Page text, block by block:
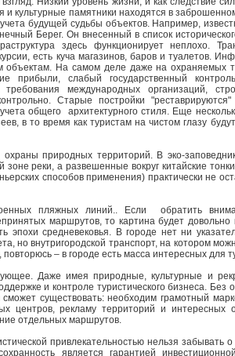
культурные памятники находятся в
будущей судьбы объектов. Например,
Берег. Он внесенный в список
здесь функционирует неплохо.
есть куча магазинов, баров и туалетов.
объектам. На самом деле даже на охраняемых
прибыли, слабый государственный
международных организаций,
Старые постройки
общего архитектурного стиля. Еще
в то время как туристам на чистом глазу
природных территорий. В эко-
реки, а развешенные вокруг китайские
способов применения) практически не
пляжных линий.. Если обратить
маршрутов, то картина будет довольно
эпохи средневековья. В городе нет ни
но внутригородской транспорт, на котором
повторюсь – в городе есть масса интересных для
Даже имея природные, культурные и
и контроле туристического бизнеса. Без
существовать: необходим грамотный
центров, рекламу территорий и интересных
отдельных маршрутов.
привлекательностью нельзя забывать
является гарантией